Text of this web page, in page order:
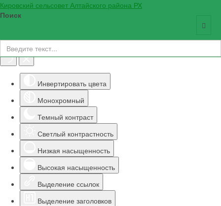
Инструменты доступности
Инвертировать цвета
Монохромный
Темный контраст
Светлый контрастность
Низкая насыщенность
Высокая насыщенность
Выделение ссылок
Выделение заголовков
Кировский сельсовет Алтайского района РХ
Поиск